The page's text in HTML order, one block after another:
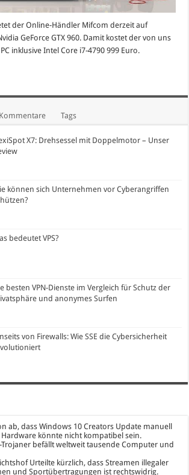
der Online-Händler Mifcom derzeit auf
GeForce GTX 960. Damit kostet der von uns
inklusive Intel Core i7-4790 999 Euro.
Kommentare Tags
X7: Drehsessel mit Doppelmotor – Unser
können sich Unternehmen vor Cyberangriffen
bedeutet VPS?
besten VPN-Dienste im Vergleich für Schutz der
und anonymes Surfen
von Firewalls: Wie SSE die Cybersicherheit
ab, dass Windows 10 Creators Update manuell
könnte nicht kompatibel sein.
Trojaner befällt weltweit tausende Computer und
Urteilte kürzlich, dass Streamen illegaler
und Sportübertragungen ist rechtswidrig.